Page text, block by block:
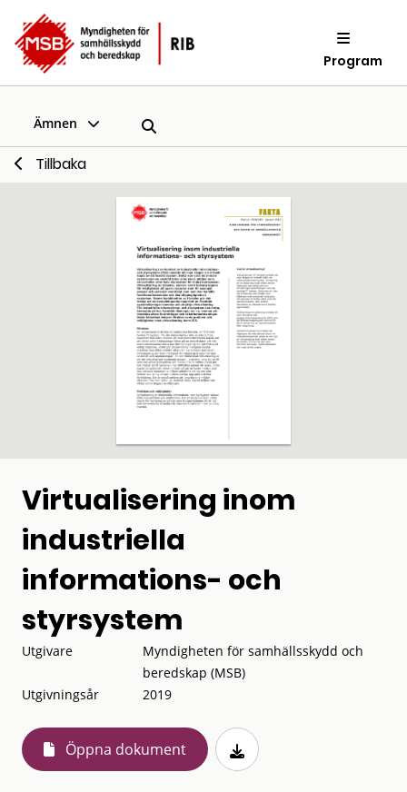
Program
Ämnen
Tillbaka
Virtualisering inom
industriella
informations- och
styrsystem
Utgivare
Myndigheten för samhällsskydd och
beredskap (MSB)
Utgivningsår
2019
Öppna dokument